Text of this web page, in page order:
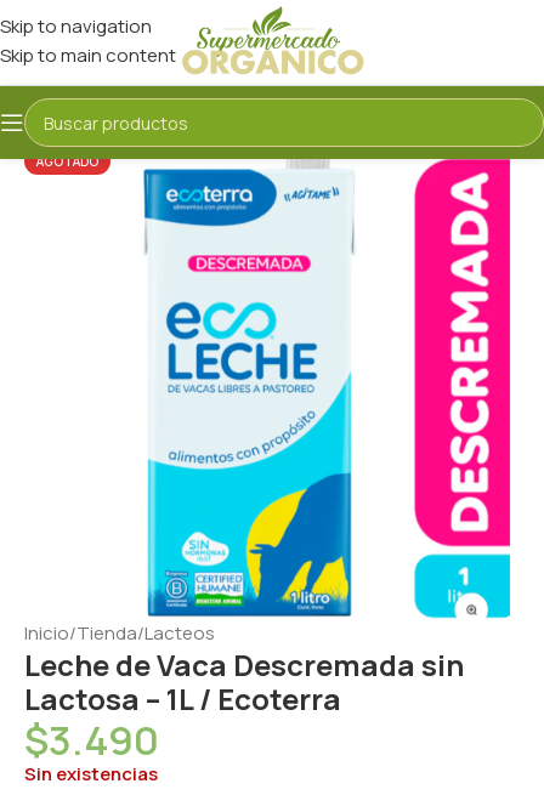
Skip to navigation
Skip to main content
AGOTADO
Inicio/Tienda/Lacteos
Leche de Vaca Descremada sin
Lactosa – 1L / Ecoterra
$3.490
Sin existencias